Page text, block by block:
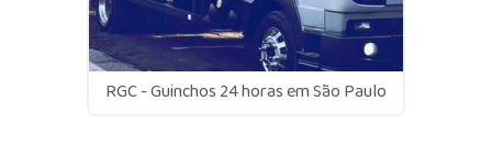
RGC - Guinchos 24 horas em São Paulo